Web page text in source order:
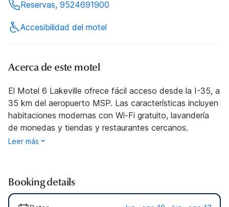
Reservas, 9524691900
Accesibilidad del motel
Acerca de este motel
El Motel 6 Lakeville ofrece fácil acceso desde la I-35, a
35 km del aeropuerto MSP. Las características incluyen
habitaciones modernas con Wi-Fi gratuito, lavandería
de monedas y tiendas y restaurantes cercanos.
Leer más
Booking details